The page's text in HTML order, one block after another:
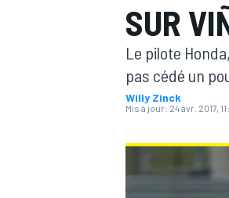
SUR
Le pilote
pas cédé un
Willy Zinck
Mis à jour: 24 avr. 2017,